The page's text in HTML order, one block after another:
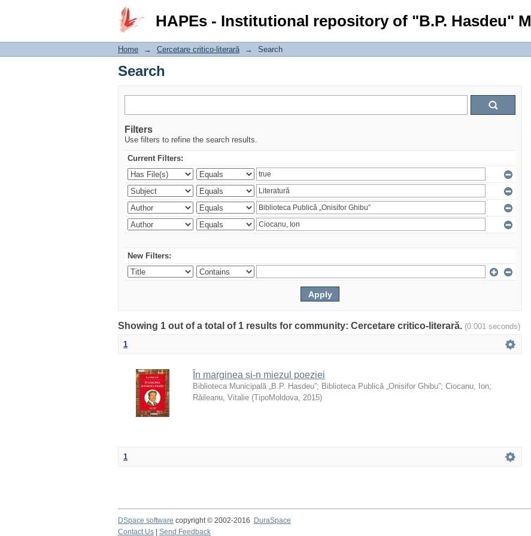
HAPEs - Institutional repository of "B.P. Hasdeu"
Search
Home → Cercetare critico-literară → Search
Search
Filters
Use filters to refine the search results.
Current Filters:
New Filters:
Showing 1 out of a total of 1 results for community: Cercetare critico-literară. (0.001 seconds)
1
În marginea și-n miezul poeziei
Biblioteca Municipală „B.P. Hasdeu”; Biblioteca Publică „Onisifor Ghibu”; Ciocanu, Ion;
Răileanu, Vitalie (TipoMoldova, 2015)
1
DSpace software copyright © 2002-2016 DuraSpace
Contact Us
Send Feedback